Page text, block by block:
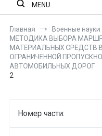
MENU
Главная
Военные науки
МЕТОДИКА ВЫБОРА
МАТЕРИАЛЬНЫХ СРЕДСТВ
ОГРАНИЧЕННОЙ
АВТОМОБИЛЬНЫХ ДОРОГ
2
Номер части: